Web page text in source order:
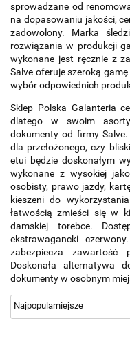
sprowadzane od
na dopasowaniu jakości,
zadowolony. Marka
rozwiązania w produkcji
wykonane jest ręcznie z
Salve oferuje szeroką
wybór odpowiednich
Sklep Polska Galanteria
dlatego w swoim
dokumenty od firmy
dla przełożonego, czy
etui będzie doskonałym
wykonane z wysokiej
osobisty, prawo jazdy,
kieszeni do
łatwością zmieści się w
damskiej torebce.
ekstrawagancki
zabezpiecza zawartość
Doskonała alternatywa
dokumenty w osobnym